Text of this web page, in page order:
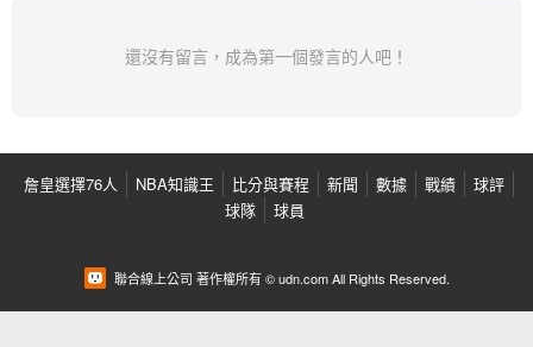
還沒有留言，成為第一個發言的人吧！
詹皇選擇76人 NBA知識王 比分與賽程 新聞 數據 戰績
球評
球隊
球員
聯合線上公司 著作權所有 © udn.com All Rights Reserved.